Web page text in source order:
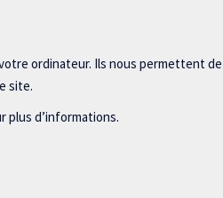
ordinateur. Ils nous permettent
site.
plus d’informations.